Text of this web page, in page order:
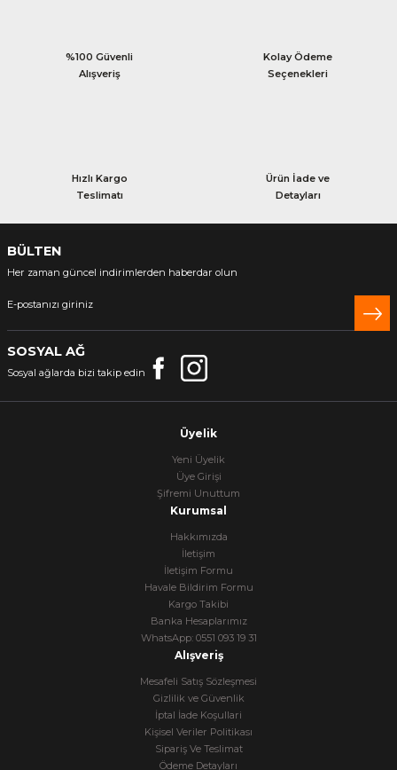
%100 Güvenli
Alışveriş
Kolay Ödeme
Seçenekleri
Hızlı Kargo
Teslimatı
Ürün İade ve
Detayları
BÜLTEN
Her zaman güncel indirimlerden haberdar olun
SOSYAL AĞ
Sosyal ağlarda bizi takip edin
Üyelik
Yeni Üyelik
Üye Girişi
Şifremi Unuttum
Kurumsal
Hakkımızda
İletişim
İletişim Formu
Havale Bildirim Formu
Kargo Takibi
Banka Hesaplarımız
WhatsApp: 0551 093 19 31
Alışveriş
Mesafeli Satış Sözleşmesi
Gizlilik ve Güvenlik
İptal İade Koşullari
Kişisel Veriler Politikası
Sipariş Ve Teslimat
Ödeme Detayları